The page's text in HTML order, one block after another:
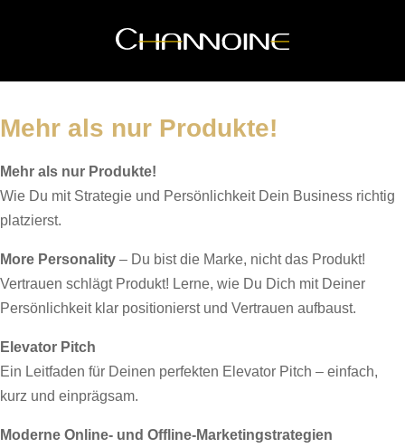
Mehr als nur Produkte!
Mehr als nur Produkte!
Wie Du mit Strategie und Persönlichkeit Dein Business richtig
platzierst.
More Personality – Du bist die Marke, nicht das Produkt!
Vertrauen schlägt Produkt! Lerne, wie Du Dich mit Deiner
Persönlichkeit klar positionierst und Vertrauen aufbaust.
Elevator Pitch
Ein Leitfaden für Deinen perfekten Elevator Pitch – einfach,
kurz und einprägsam.
Moderne Online- und Offline-Marketingstrategien